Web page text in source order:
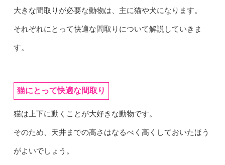
大きな間取りが必要な動物は、主に猫や犬になります。
それぞれにとって快適な間取りについて解説していきま
す。
猫にとって快適な間取り
猫は上下に動くことが大好きな動物です。
そのため、天井までの高さはなるべく高くしておいたほう
がよいでしょう。